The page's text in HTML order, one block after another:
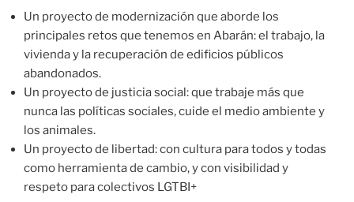
Un proyecto de modernización que aborde los
principales retos que tenemos en Abarán: el trabajo, la
vivienda y la recuperación de edificios públicos
abandonados.
Un proyecto de justicia social: que trabaje más que
nunca las políticas sociales, cuide el medio ambiente y
los animales.
Un proyecto de libertad: con cultura para todos y todas
como herramienta de cambio, y con visibilidad y
respeto para colectivos LGTBI+